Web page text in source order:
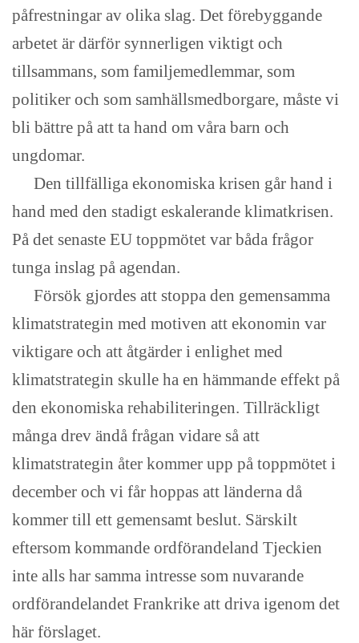
påfrestningar av olika slag. Det förebyggande
arbetet är därför synnerligen viktigt och
tillsammans, som familjemedlemmar, som
politiker och som samhällsmedborgare, måste vi
bli bättre på att ta hand om våra barn och
ungdomar.
Den tillfälliga ekonomiska krisen går hand i
hand med den stadigt eskalerande klimatkrisen.
På det senaste EU toppmötet var båda frågor
tunga inslag på agendan.
Försök gjordes att stoppa den gemensamma
klimatstrategin med motiven att ekonomin var
viktigare och att åtgärder i enlighet med
klimatstrategin skulle ha en hämmande effekt på
den ekonomiska rehabiliteringen. Tillräckligt
många drev ändå frågan vidare så att
klimatstrategin åter kommer upp på toppmötet i
december och vi får hoppas att länderna då
kommer till ett gemensamt beslut. Särskilt
eftersom kommande ordförandeland Tjeckien
inte alls har samma intresse som nuvarande
ordförandelandet Frankrike att driva igenom det
här förslaget.